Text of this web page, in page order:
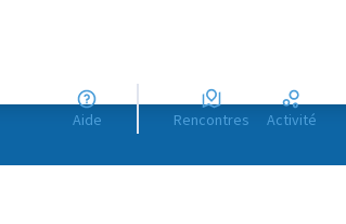
Aide Rencontres Activité